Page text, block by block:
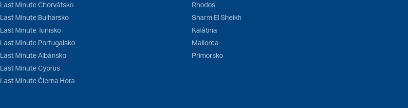
Last Minute Chorvátsko
Last Minute Bulharsko
Last Minute Tunisko
Last Minute Portugalsko
Last Minute Albánsko
Last Minute Cyprus
Last Minute Čierna Hora
Rhodos
Sharm El Sheikh
Kalábria
Mallorca
Primorsko